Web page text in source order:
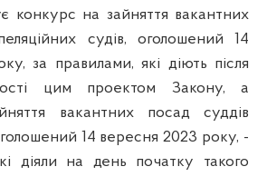
конкурс на зайняття вакантних
судів, оголошений 14
за правилами, які діють після
цим проектом Закону, а
вакантних посад суддів
14 вересня 2023 року, -
діяли на день початку такого